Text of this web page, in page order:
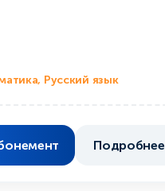
Русский язык
Подробнее